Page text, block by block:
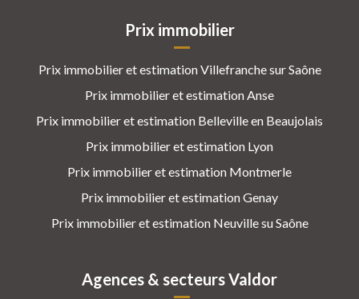
Prix immobilier
Prix immobilier et estimation Villefranche sur Saône
Prix immobilier et estimation Anse
Prix immobilier et estimation Belleville en Beaujolais
Prix immobilier et estimation Lyon
Prix immobilier et estimation Montmerle
Prix immobilier et estimation Genay
Prix immobilier et estimation Neuville su Saône
Agences & secteurs Valdor